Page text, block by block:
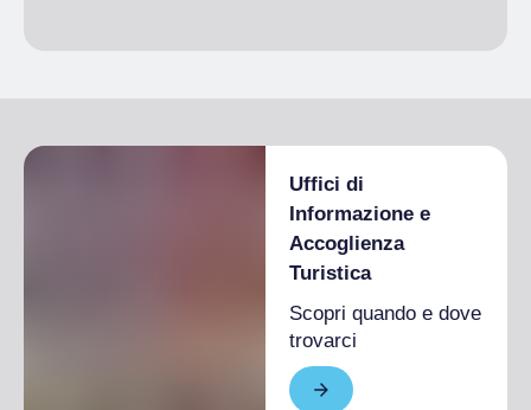
Uffici di
Informazione e
Accoglienza
Turistica
Scopri quando e dove
trovarci